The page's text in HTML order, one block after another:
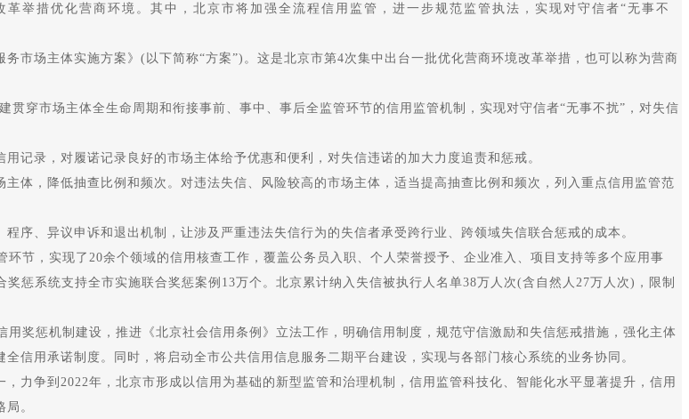
措优化营商环境。其中，北京市将加强全流程信用监管，进一步规范监管执法，实现对守信者“无事不
场主体实施方案》(以下简称“方案”)。这是北京市第4次集中出台一批优化营商环境改革举措，也可以称为营商
市场主体全生命周期和衔接事前、事中、事后全监管环节的信用监管机制，实现对守信者“无事不扰”，对失信
，对履诺记录良好的市场主体给予优惠和便利，对失信违诺的加大力度追责和惩戒。
，降低抽查比例和频次。对违法失信、风险较高的市场主体，适当提高抽查比例和频次，列入重点信用监管范
异议申诉和退出机制，让涉及严重违法失信行为的失信者承受跨行业、跨领域失信联合惩戒的成本。
，实现了20余个领域的信用核查工作，覆盖公务员入职、个人荣誉授予、企业准入、项目支持等多个应用事
惩系统支持全市实施联合奖惩案例13万个。北京累计纳入失信被执行人名单38万人次(含自然人27万人次)，限制
惩机制建设，推进《北京社会信用条例》立法工作，明确信用制度，规范守信激励和失信惩戒措施，强化主体
信用承诺制度。同时，将启动全市公共信用信息服务二期平台建设，实现与各部门核心系统的业务协同。
争到2022年，北京市形成以信用为基础的新型监管和治理机制，信用监管科技化、智能化水平显著提升，信用
。